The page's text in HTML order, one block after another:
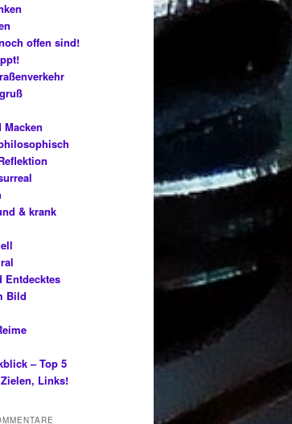
offen sind!
& krank
Entdecktes
Bild
– Top 5
Links!